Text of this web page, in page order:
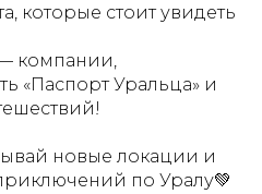
которые стоит увидеть
компании,
«Паспорт Уральца» и
новые локации и
по Уралу💚